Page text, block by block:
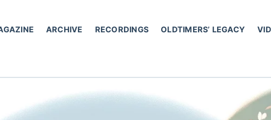
ARCHIVE RECORDINGS OLDTIMERS’ LEGACY